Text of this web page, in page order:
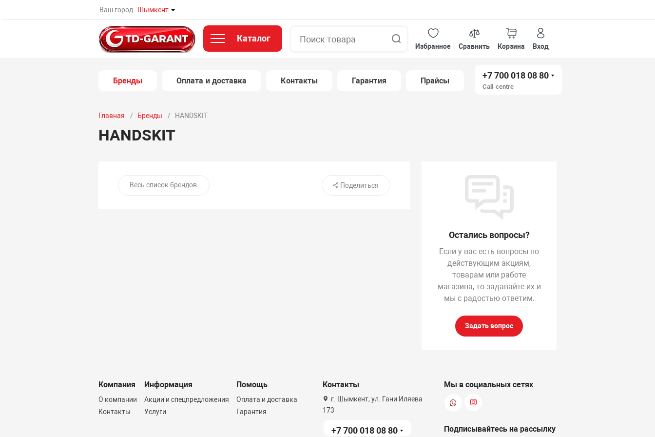
Ваш город: Шымкент
Каталог
Избранное
Сравнить Корзина Вход
Бренды Оплата и доставка Контакты Гарантия Прайсы
+7 700 018 08 80
Call-centre
Главная Бренды HANDSKIT
HANDSKIT
Весь список брендов Поделиться
Остались вопросы?
Если у вас есть вопросы по
действующим акциям,
товарам или работе
магазина, то задавайте их и
мы с радостью ответим.
Задать вопрос
Компания
О компании
Контакты
Информация
Акции и спецпредложения
Услуги
Помощь
Оплата и доставка
Гарантия
Контакты
г. Шымкент, ул. Гани Иляева
173
+7 700 018 08 80
Мы в социальных сетях
Подписывайтесь на рассылку